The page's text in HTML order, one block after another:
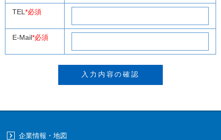
TEL *必須
E-Mail*必須
企業情報・地図